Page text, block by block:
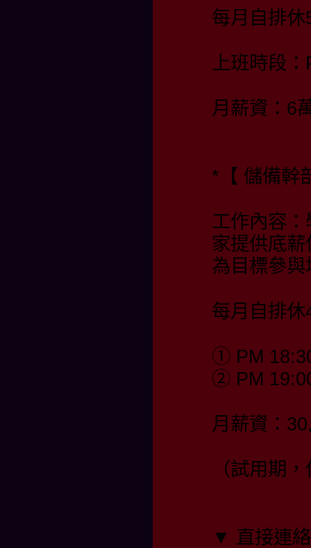
每月自排休
上班時段
月薪資：6
*【 儲備幹
工作內容
家提供底
為目標參與
每月自排休
① PM
② PM
月薪資：
（試用期
▼ 直接連